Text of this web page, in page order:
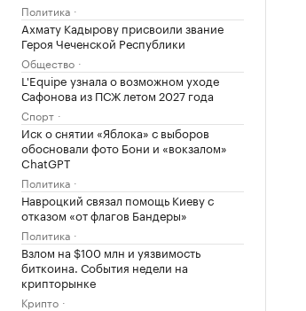
Политика
Ахмату Кадырову присвоили звание
Героя Чеченской Республики
Общество
L'Equipe узнала о возможном уходе
Сафонова из ПСЖ летом 2027 года
Спорт
Иск о снятии «Яблока» с выборов
обосновали фото Бони и «вокзалом»
ChatGPT
Политика
Навроцкий связал помощь Киеву с
отказом «от флагов Бандеры»
Политика
Взлом на $100 млн и уязвимость
биткоина. События недели на
крипторынке
Крипто